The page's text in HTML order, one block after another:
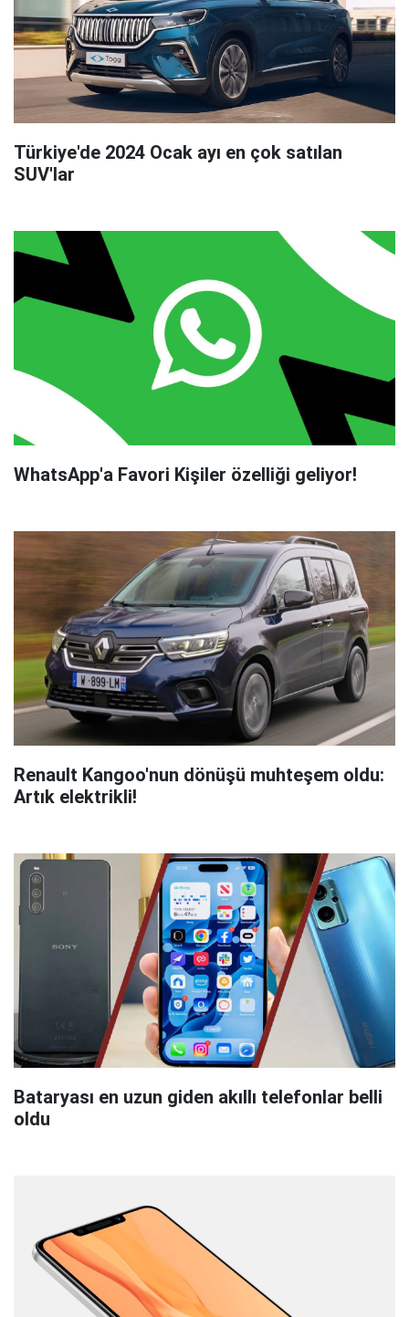
Türkiye'de 2024 Ocak ayı en çok satılan
SUV'lar
WhatsApp'a Favori Kişiler özelliği geliyor!
Renault Kangoo'nun dönüşü muhteşem oldu:
Artık elektrikli!
Bataryası en uzun giden akıllı telefonlar belli
oldu